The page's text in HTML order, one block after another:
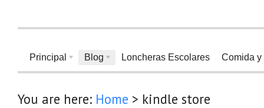
Principal Blog Loncheras Escolares Comida y
You are here: Home > kindle store